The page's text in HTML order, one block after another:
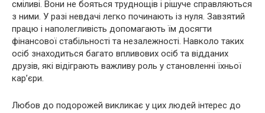
сміливі. Вони не бояться труднощів і рішуче справляються
з ними. У разі невдачі легко починають із нуля. Завзятий
працю і наполегливість допомагають їм досягти
фінансової стабільності та незалежності. Навколо таких
осіб знаходиться багато впливових осіб та відданих
друзів, які відіграють важливу роль у становленні їхньої
кар’єри.
Любов до подорожей викликає у цих людей інтерес до